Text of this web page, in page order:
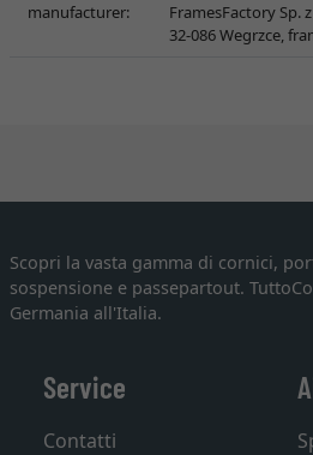
manufacturer:
FramesFactory Sp.
32-086 Wegrzce,
Scopri la vasta gamma di cornici,
sospensione e passepartout.
Germania all'Italia.
Service
Contatti